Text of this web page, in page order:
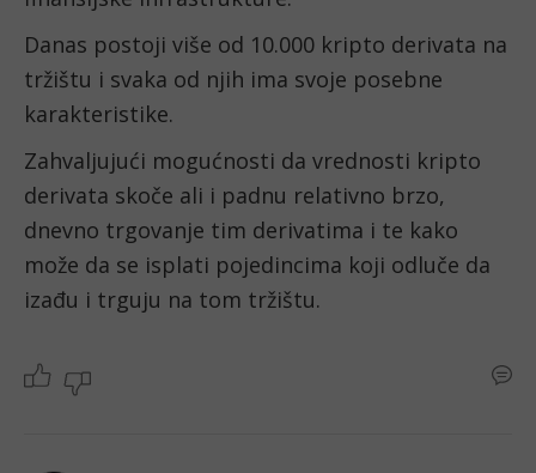
Danas postoji više od 10.000 kripto derivata na
tržištu i svaka od njih ima svoje posebne
karakteristike.
Zahvaljujući mogućnosti da vrednosti kripto
derivata skoče ali i padnu relativno brzo,
dnevno trgovanje tim derivatima i te kako
može da se isplati pojedincima koji odluče da
izađu i trguju na tom tržištu.